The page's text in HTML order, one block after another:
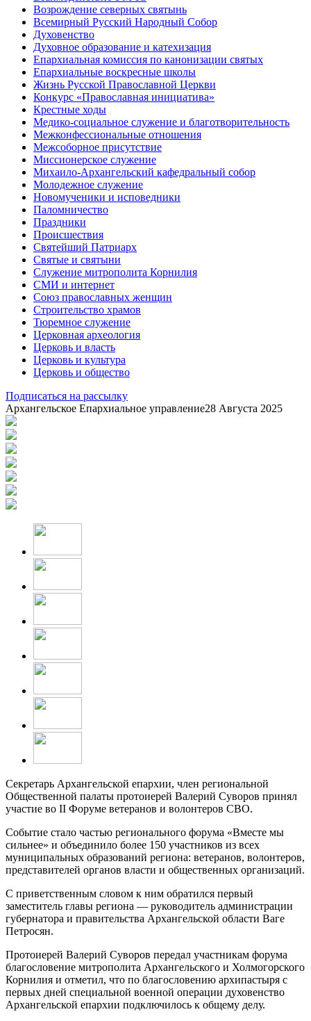
Возрождение северных святынь
Всемирный Русский Народный Собор
Духовенство
Духовное образование и катехизация
Епархиальная комиссия по канонизации святых
Епархиальные воскресные школы
Жизнь Русской Православной Церкви
Конкурс «Православная инициатива»
Крестные ходы
Медико-социальное служение и благотворительность
Межконфессиональные отношения
Межсоборное присутствие
Миссионерское служение
Михаило-Архангельский кафедральный собор
Молодежное служение
Новомученики и исповедники
Паломничество
Праздники
Происшествия
Святейший Патриарх
Святые и святыни
Служение митрополита Корнилия
СМИ и интернет
Союз православных женщин
Строительство храмов
Тюремное служение
Церковная археология
Церковь и власть
Церковь и культура
Церковь и общество
Подписаться на рассылку
Архангельское Епархиальное управление28 Августа 2025
Секретарь Архангельской епархии, член региональной
Общественной палаты протоиерей Валерий Суворов принял
участие во II Форуме ветеранов и волонтеров СВО.
Событие стало частью регионального форума «Вместе мы
сильнее» и объединило более 150 участников из всех
муниципальных образований региона: ветеранов, волонтеров,
представителей органов власти и общественных организаций.
С приветственным словом к ним обратился первый
заместитель главы региона — руководитель администрации
губернатора и правительства Архангельской области Ваге
Петросян.
Протоиерей Валерий Суворов передал участникам форума
благословение митрополита Архангельского и Холмогорского
Корнилия и отметил, что по благословению архипастыря с
первых дней специальной военной операции духовенство
Архангельской епархии подключилось к общему делу.